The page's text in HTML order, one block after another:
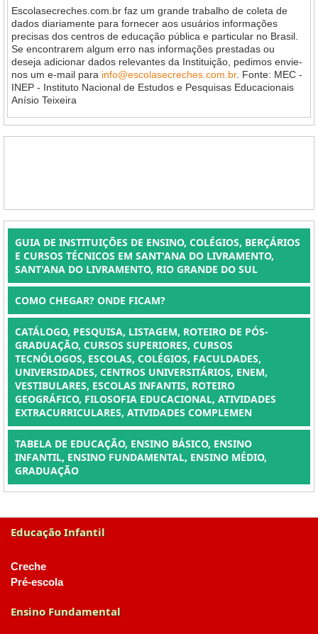
Escolasecreches.com.br faz um grande trabalho de coleta de
dados diariamente para fornecer aos usuários informações
precisas dos centros de educação pública e particular no Brasil.
Se encontrarem algum erro nas informações prestadas ou
deseja adicionar dados relevantes da Instituição, pedimos envie-
nos um e-mail para info@escolasecreches.com.br. Fonte: MEC -
INEP - Instituto Nacional de Estudos e Pesquisas Educacionais
Anísio Teixeira
GUIA DE INSTITUIÇÕES DE ENSINO, COLÉGIOS, BERÇÁRIOS
E CURSOS TÉCNICOS EM SANT'ANA DO LIVRAMENTO,
SANT'ANA DO LIVRAMENTO, RIO GRANDE DO SUL
COMO CHEGAR? ONDE FICAM?
CATÁLOGO, PESQUISA, LISTAGEM, ROTEIRO DE PÓS-
GRADUAÇÃO, CURSOS SUPERIORES, CURSOS
TECNÓLOGOS, ESCOLAS, COLÉGIOS, FACULDADES,
UNIVERSIDADES, CENTROS UNIVERSITÁRIOS, ENEM,
VESTIBULARES, ESCOLAS INFANTIS, ROTEIRO
GEOGRÁFICO, FILOSOFIA EDUCACIONAL, ATIVIDADES
EXTRACURRICULARES, ATIVIDADES COMPLEMEN
TABELA DE EDUCAÇÃO, ENSINO BÁSICO, ENSINO
INFANTIL, ENSINO FUNDAMENTAL, ENSINO MÉDIO,
GRADUAÇÃO
Educação Infantil
Creche
Pré-escola
Ensino Fundamental